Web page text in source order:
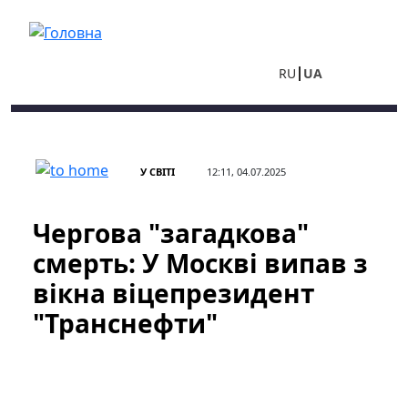
RU UA
У СВІТІ 12:11, 04.07.2025
Чергова "загадкова"
смерть: У Москві випав з
вікна віцепрезидент
"Транснефти"